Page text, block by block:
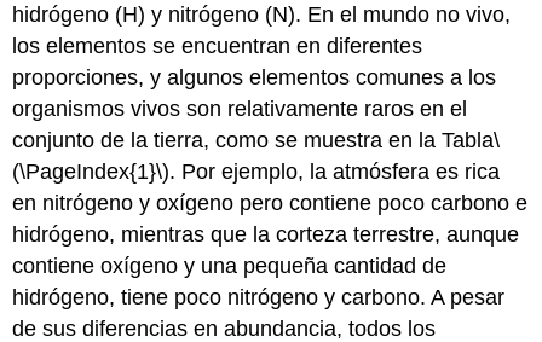
hidrógeno (H) y nitrógeno (N). En el mundo no vivo,
los elementos se encuentran en diferentes
proporciones, y algunos elementos comunes a los
organismos vivos son relativamente raros en el
conjunto de la tierra, como se muestra en la Tabla\
(\PageIndex{1}\). Por ejemplo, la atmósfera es rica
en nitrógeno y oxígeno pero contiene poco carbono e
hidrógeno, mientras que la corteza terrestre, aunque
contiene oxígeno y una pequeña cantidad de
hidrógeno, tiene poco nitrógeno y carbono. A pesar
de sus diferencias en abundancia, todos los